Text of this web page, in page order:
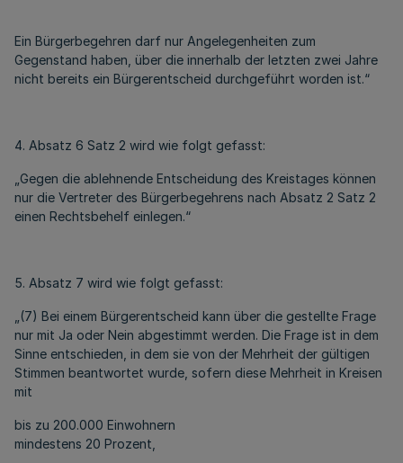
Ein Bürgerbegehren darf nur Angelegenheiten zum
Gegenstand haben, über die innerhalb der letzten zwei Jahre
nicht bereits ein Bürgerentscheid durchgeführt worden ist.“
4. Absatz 6 Satz 2 wird wie folgt gefasst:
„Gegen die ablehnende Entscheidung des Kreistages können
nur die Vertreter des Bürgerbegehrens nach Absatz 2 Satz 2
einen Rechtsbehelf einlegen.“
5. Absatz 7 wird wie folgt gefasst:
„(7) Bei einem Bürgerentscheid kann über die gestellte Frage
nur mit Ja oder Nein abgestimmt werden. Die Frage ist in dem
Sinne entschieden, in dem sie von der Mehrheit der gültigen
Stimmen beantwortet wurde, sofern diese Mehrheit in Kreisen
mit
bis zu 200.000 Einwohnern
mindestens 20 Prozent,